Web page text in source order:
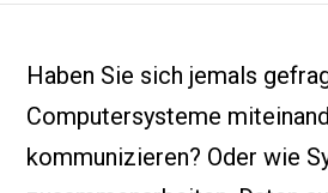
Haben Sie sich jemals
Computersysteme
kommunizieren? Oder wie